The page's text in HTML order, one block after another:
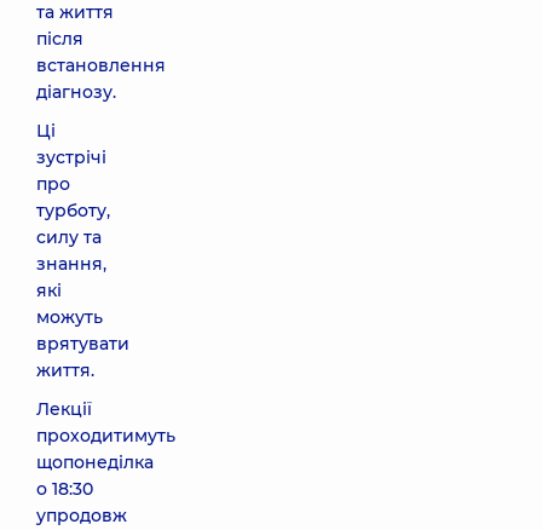
та життя
після
встановлення
діагнозу.
Ці
зустрічі
про
турботу,
силу та
знання,
які
можуть
врятувати
життя.
Лекції
проходитимуть
щопонеділка
о 18:30
упродовж